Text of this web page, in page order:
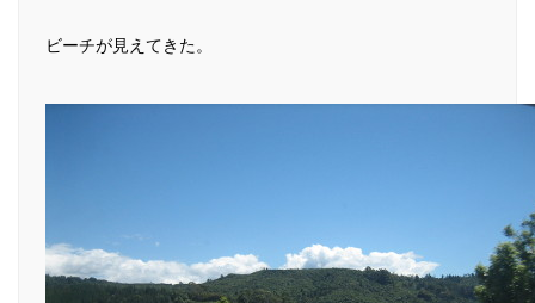
ビーチが見えてきた。